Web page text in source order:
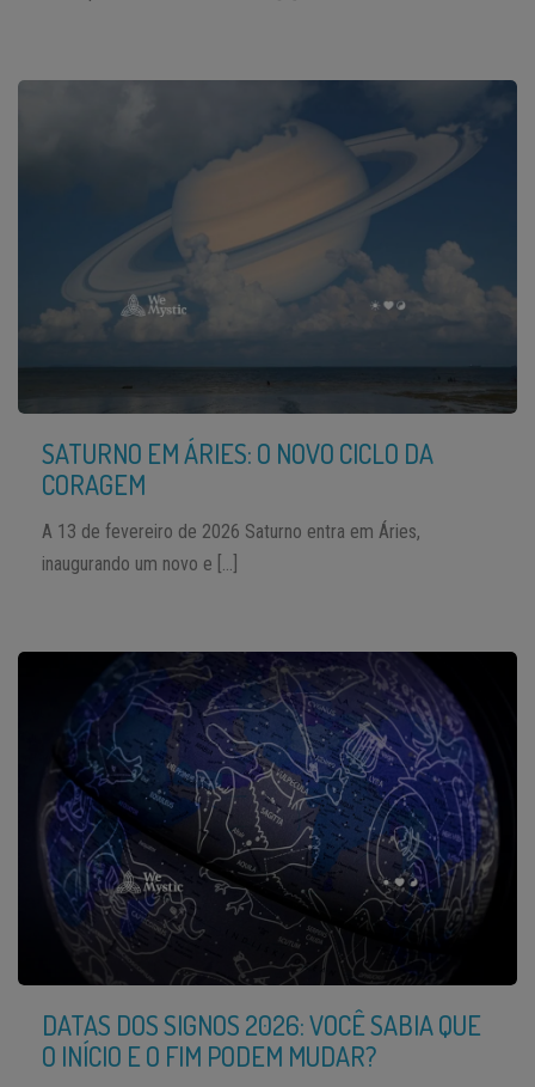
SATURNO EM ÁRIES: O NOVO CICLO DA
CORAGEM
A 13 de fevereiro de 2026 Saturno entra em Áries,
inaugurando um novo e […]
DATAS DOS SIGNOS 2026: VOCÊ SABIA QUE
O INÍCIO E O FIM PODEM MUDAR?